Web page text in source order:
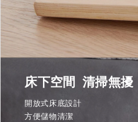
床下空間 清掃無擾
開放式床底設計
方便儲物清潔